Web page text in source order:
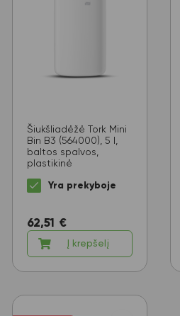
Šiukšliadėžė Tork Mini
Bin B3 (564000), 5 l,
baltos spalvos,
plastikinė
Yra prekyboje
62,51 €
Į krepšelį